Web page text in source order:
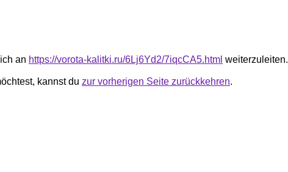
an https://vorota-kalitki.ru/6Lj6Yd2/7iqcCA5.html weiterzuleiten.
kannst du zur vorherigen Seite zurückkehren.